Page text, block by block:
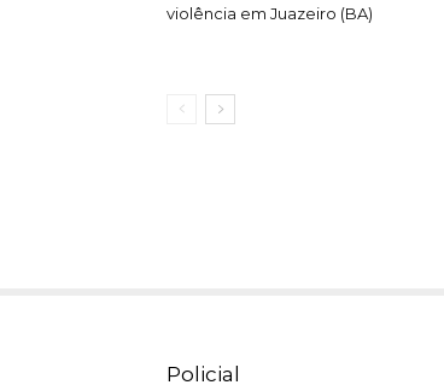
violência em Juazeiro (BA)
Policial